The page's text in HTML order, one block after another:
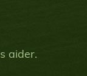
aider.